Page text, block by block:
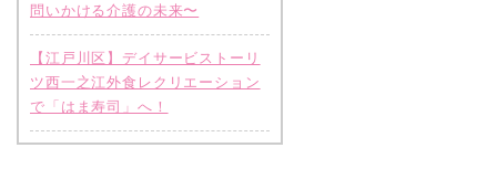
問いかける介護の未来〜
【江戸川区】デイサービストーリ
ツ西一之江外食レクリエーション
で「はま寿司」へ！